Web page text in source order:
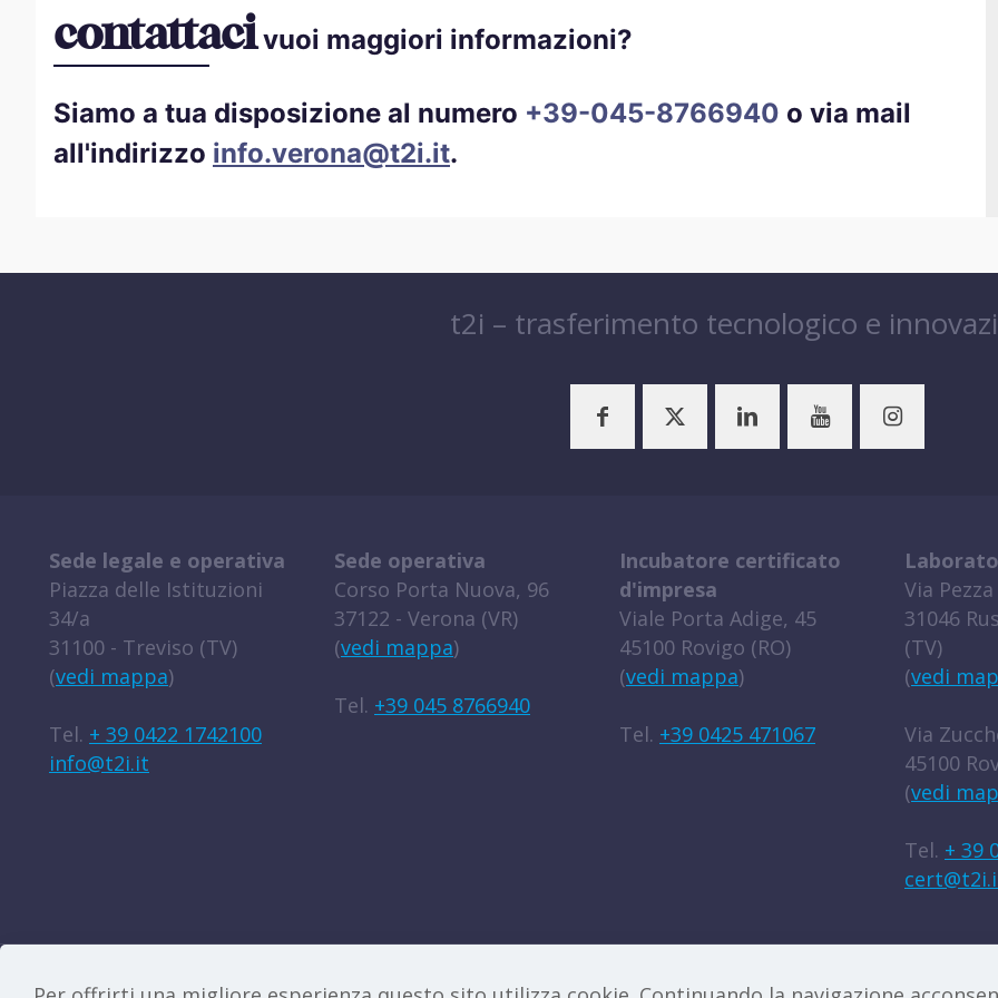
contattacivuoi maggiori informazioni?
Siamo a tua disposizione al numero +39-045-8766940 o via mail
all'indirizzo info.verona@t2i.it.
t2i – trasferimento tecnologico e
Sede legale e operativa
Piazza delle Istituzioni
34/a
31100 - Treviso (TV)
(vedi mappa)
Tel. + 39 0422 1742100
info@t2i.it
Sede operativa
Corso Porta Nuova, 96
37122 - Verona (VR)
(vedi mappa)
Tel. +39 045 8766940
Incubatore certificato
d'impresa
Viale Porta Adige, 45
45100 Rovigo (RO)
(vedi mappa)
Tel. +39 0425 471067
Via
31046
(TV)
(vedi
Via
45100
(vedi
Tel. + 39
Le iniziative|Avvisi e bandi |Privacy e legal disclaimer |Amministrazione trasparente|